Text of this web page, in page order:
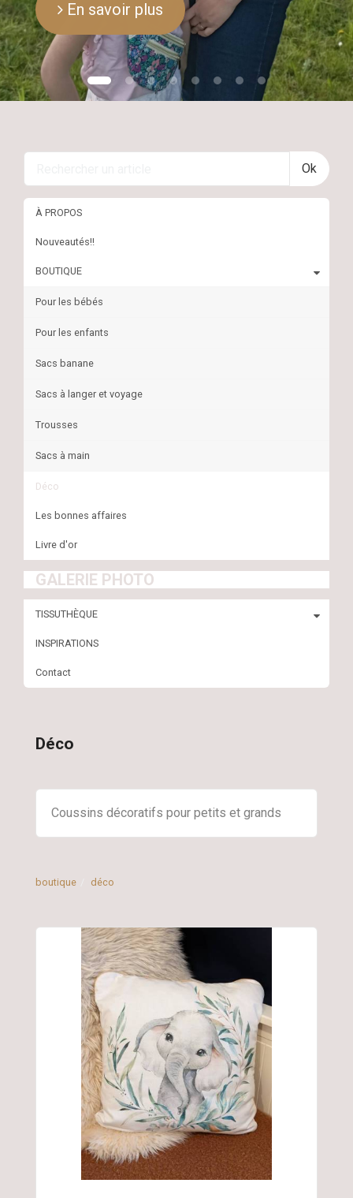
Ok
À PROPOS
Nouveautés!!
BOUTIQUE
Pour les bébés
Pour les enfants
Sacs banane
Sacs à langer et voyage
Trousses
Sacs à main
Déco
Les bonnes affaires
Livre d'or
GALERIE PHOTO
TISSUTHÈQUE
INSPIRATIONS
Contact
Déco
Coussins décoratifs pour petits et grands
boutique déco